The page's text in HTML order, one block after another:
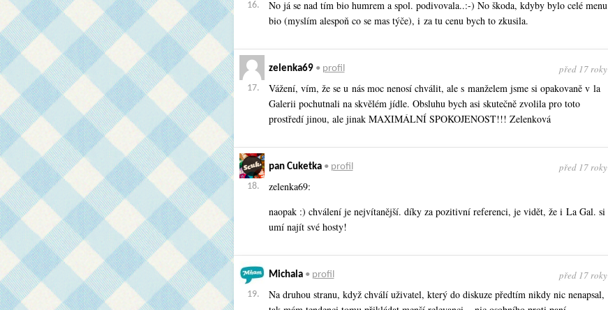
16.
No já se nad tím bio humrem a spol. podivovala..:-) No škoda, kdyby bylo celé menu
bio (myslím alespoň co se mas týče), i za tu cenu bych to zkusila.
17.
zelenka69• profil před 17 roky
Vážení, vím, že se u nás moc nenosí chválit, ale s manželem jsme si opakovaně v la
Galerii pochutnali na skvělém jídle. Obsluhu bych asi skutečně zvolila pro toto
prostředí jinou, ale jinak MAXIMÁLNÍ SPOKOJENOST!!! Zelenková
18.
pan Cuketka• profil před 17 roky
zelenka69:
naopak :) chválení je nejvítanější. díky za pozitivní referenci, je vidět, že i La Gal. si
umí najít své hosty!
19.
Michala• profil před 17 roky
Na druhou stranu, když chválí uživatel, který do diskuze předtím nikdy nic nenapsal,